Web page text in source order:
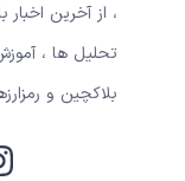
، از آخرین اخبار
تحلیل ها ،
بلاکچین و